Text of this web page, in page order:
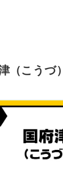
（こうづ